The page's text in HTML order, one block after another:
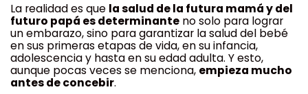
La realidad es que la salud de la futura mamá y del
futuro papá es determinante no solo para lograr
un embarazo, sino para garantizar la salud del bebé
en sus primeras etapas de vida, en su infancia,
adolescencia y hasta en su edad adulta. Y esto,
aunque pocas veces se menciona, empieza mucho
antes de concebir.